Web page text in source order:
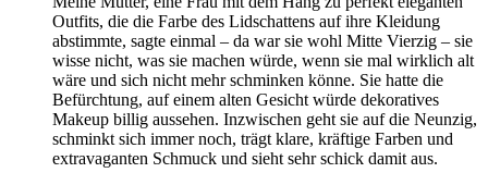
Outfits, die die Farbe des Lidschattens auf ihre Kleidung
abstimmte, sagte einmal – da war sie wohl Mitte Vierzig – sie
wisse nicht, was sie machen würde, wenn sie mal wirklich alt
wäre und sich nicht mehr schminken könne. Sie hatte die
Befürchtung, auf einem alten Gesicht würde dekoratives
Makeup billig aussehen. Inzwischen geht sie auf die Neunzig,
schminkt sich immer noch, trägt klare, kräftige Farben und
extravaganten Schmuck und sieht sehr schick damit aus.